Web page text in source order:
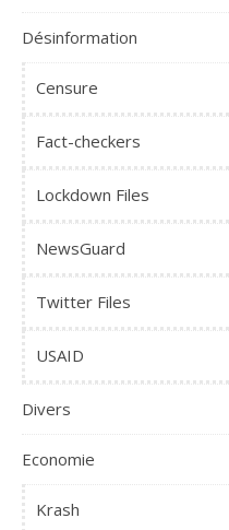
Désinformation
Censure
Fact-checkers
Lockdown Files
NewsGuard
Twitter Files
USAID
Divers
Economie
Krash